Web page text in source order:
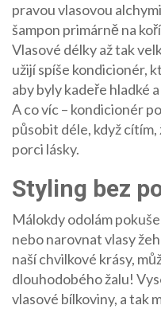
pravou vlasovou
šampon primárně na
Vlasové délky až tak
užijí spíše kondicionér,
aby byly kadeře hladké
A co víc – kondicionér
působit déle, když
porci lásky.
Styling bez
Málokdy odolám
nebo narovnat vlasy
naší chvilkové krásy,
dlouhodobého žalu!
vlasové bílkoviny, a tak